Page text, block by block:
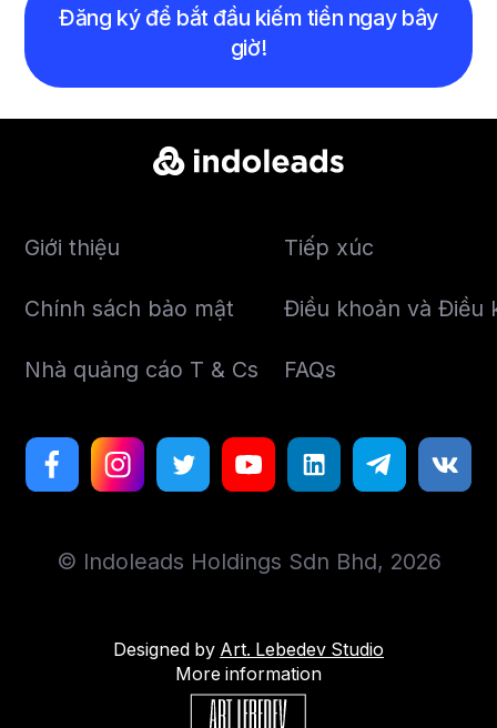
Đăng ký để bắt đầu kiếm tiền ngay bây
giờ!
Giới thiệu Tiếp xúc
Chính sách bảo mật Điều khoản và Điều
Nhà quảng cáo T & Cs FAQs
© Indoleads Holdings Sdn Bhd, 2026
Designed by Art. Lebedev Studio
More information